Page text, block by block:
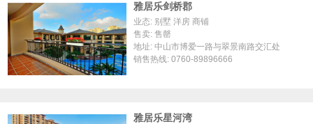
雅居乐剑桥郡
业态: 别墅 洋房 商铺
售卖: 售罄
地址: 中山市博爱一路与翠景南路交汇处
销售热线: 0760-89896666
雅居乐星河湾